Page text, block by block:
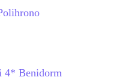
4* Benidorm